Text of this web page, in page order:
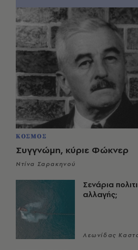
ΚΟΣΜΟΣ
Συγγνώμη, κύριε Φώκνερ
Ντίνα Σαρακηνού
Σενάρια
αλλαγής;
Λεωνίδας